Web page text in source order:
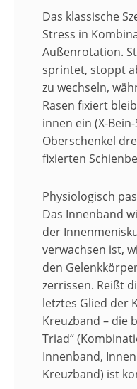
​Das klassische
Stress in
Außenrotation.
sprintet, stoppt
zu wechseln,
Rasen fixiert
innen ein (X-
Oberschenkel
fixierten
​Physiologisch
Das Innenband
der
verwachsen ist,
den
zerrissen. Reißt
letztes Glied der
Kreuzband – die
Triad“
Innenband,
Kreuzband) ist